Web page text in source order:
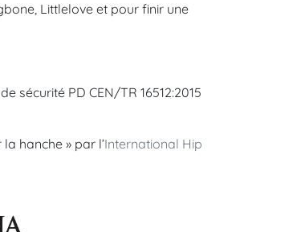
Littlelove et pour finir une
sécurité PD CEN/TR 16512:2015
hanche » par l’International Hip